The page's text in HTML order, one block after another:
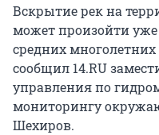
Вскрытие рек на
может произойти
средних многолетних
сообщил 14.RU
управления по
мониторингу
Шехиров.